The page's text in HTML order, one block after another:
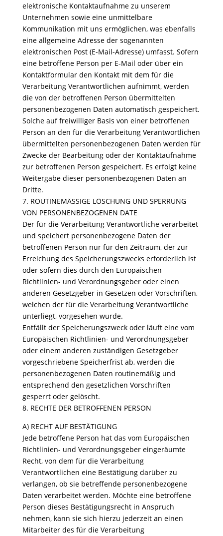
elektronische Kontaktaufnahme zu unserem
Unternehmen sowie eine unmittelbare
Kommunikation mit uns ermöglichen, was ebenfalls
eine allgemeine Adresse der sogenannten
elektronischen Post (E-Mail-Adresse) umfasst. Sofern
eine betroffene Person per E-Mail oder über ein
Kontaktformular den Kontakt mit dem für die
Verarbeitung Verantwortlichen aufnimmt, werden
die von der betroffenen Person übermittelten
personenbezogenen Daten automatisch gespeichert.
Solche auf freiwilliger Basis von einer betroffenen
Person an den für die Verarbeitung Verantwortlichen
übermittelten personenbezogenen Daten werden für
Zwecke der Bearbeitung oder der Kontaktaufnahme
zur betroffenen Person gespeichert. Es erfolgt keine
Weitergabe dieser personenbezogenen Daten an
Dritte.
7. ROUTINEMÄSSIGE LÖSCHUNG UND SPERRUNG
VON PERSONENBEZOGENEN DATE
Der für die Verarbeitung Verantwortliche verarbeitet
und speichert personenbezogene Daten der
betroffenen Person nur für den Zeitraum, der zur
Erreichung des Speicherungszwecks erforderlich ist
oder sofern dies durch den Europäischen
Richtlinien- und Verordnungsgeber oder einen
anderen Gesetzgeber in Gesetzen oder Vorschriften,
welchen der für die Verarbeitung Verantwortliche
unterliegt, vorgesehen wurde.
Entfällt der Speicherungszweck oder läuft eine vom
Europäischen Richtlinien- und Verordnungsgeber
oder einem anderen zuständigen Gesetzgeber
vorgeschriebene Speicherfrist ab, werden die
personenbezogenen Daten routinemäßig und
entsprechend den gesetzlichen Vorschriften
gesperrt oder gelöscht.
8. RECHTE DER BETROFFENEN PERSON
A) RECHT AUF BESTÄTIGUNG
Jede betroffene Person hat das vom Europäischen
Richtlinien- und Verordnungsgeber eingeräumte
Recht, von dem für die Verarbeitung
Verantwortlichen eine Bestätigung darüber zu
verlangen, ob sie betreffende personenbezogene
Daten verarbeitet werden. Möchte eine betroffene
Person dieses Bestätigungsrecht in Anspruch
nehmen, kann sie sich hierzu jederzeit an einen
Mitarbeiter des für die Verarbeitung